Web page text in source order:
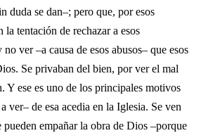
duda se dan–; pero que, por esos
la tentación de rechazar a esos
ver –a causa de esos abusos– que esos
Se privaban del bien, por ver el mal
Y ese es uno de los principales motivos
ver– de esa acedia en la Iglesia. Se ven
pueden empañar la obra de Dios –porque